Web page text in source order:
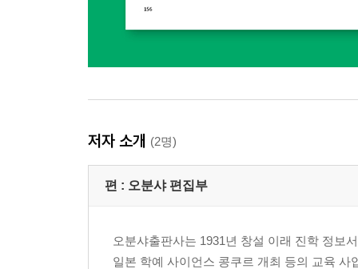
저자 소개 (2명)
편 : 오분샤 편집부
오분샤출판사는 1931년 창설 이래 진학 정보
일본 학예 사이언스 콩쿠르 개최 등의 교육